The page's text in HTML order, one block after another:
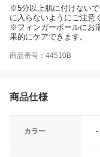
※5分以上肌に付けない
に入らないようにご注意
※フィンガーボールにお
果的にケアできます。
商品番号：44510B
商品仕様
カラー -